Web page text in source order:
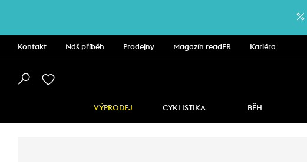
Kontakt Náš příběh Prodejny Magazín readER Kariéra
VÝPRODEJ CYKLISTIKA BĚH